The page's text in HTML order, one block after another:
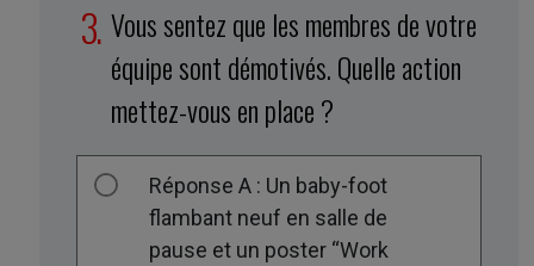
Vous sentez que les membres de votre
équipe sont démotivés. Quelle action
mettez-vous en place ?
Réponse A : Un baby-foot
flambant neuf en salle de
pause et un poster “Work